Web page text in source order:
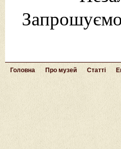
Запрошуємо
Головна Про музей Статті